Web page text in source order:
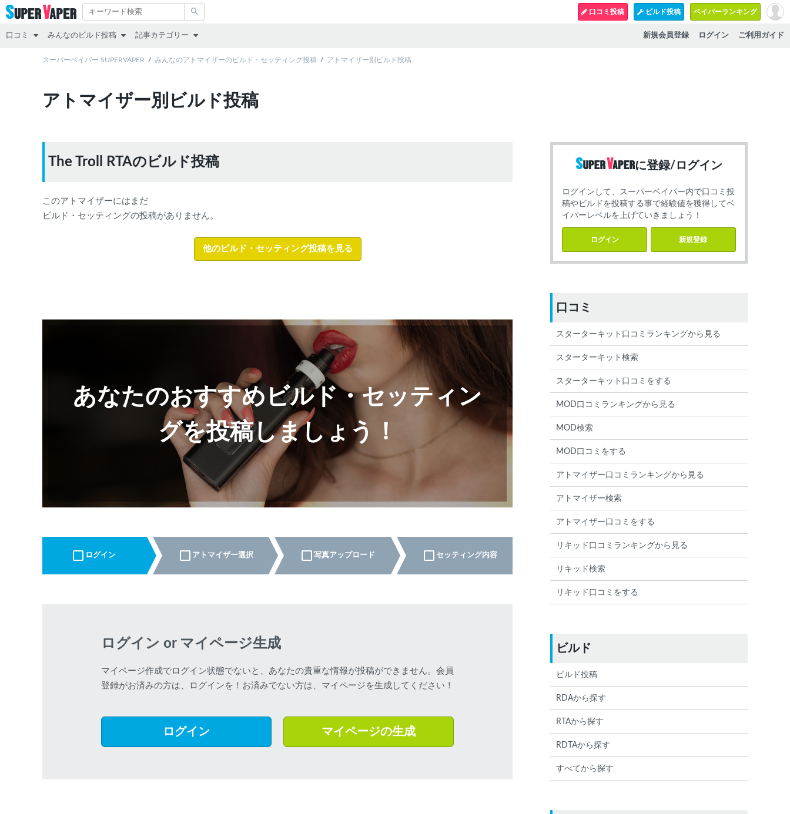
口コミ投稿 ビルド投稿 ベイパーランキング
ご利用ガイド
ログイン
新規会員登録
口コミ
スターターキット
アトマイザー
みんなのビルド投稿
RDA
RDTA
記事カテゴリー
その他
リキッド
MOD
スーパーベイパー SUPERVAPER みんなのアトマイザーのビルド・セッティング投稿 アトマイザー別ビルド投稿
アトマイザー別ビルド投稿
The Troll RTAのビルド投稿
このアトマイザーにはまだ
ビルド・セッティングの投稿がありません。
他のビルド・セッティング投稿を見る
あなたのおすすめビルド・セッティン
グを投稿しましょう！
ログイン アトマイザー選択 写真アップロード セッティング内容
ログイン or マイページ生成
マイページ作成でログイン状態でないと、あなたの貴重な情報が投稿ができません。会員
登録がお済みの方は、ログインを！お済みでない方は、マイページを生成してください！
ログイン マイページの生成
に登録/ログイン
ログインして、スーパーベイパー内で口コミ投
稿やビルドを投稿する事で経験値を獲得してベ
イパーレベルを上げていきましょう！
ログイン 新規登録
口コミ
スターターキット口コミランキングから見る
スターターキット検索
スターターキット口コミをする
MOD口コミランキングから見る
MOD検索
MOD口コミをする
アトマイザー口コミランキングから見る
アトマイザー検索
アトマイザー口コミをする
リキッド口コミランキングから見る
リキッド検索
リキッド口コミをする
ビルド
ビルド投稿
RDAから探す
RTAから探す
RDTAから探す
すべてから探す
絞り込み検索
各条件を指定したら、下の検索ボタンを押してくだ